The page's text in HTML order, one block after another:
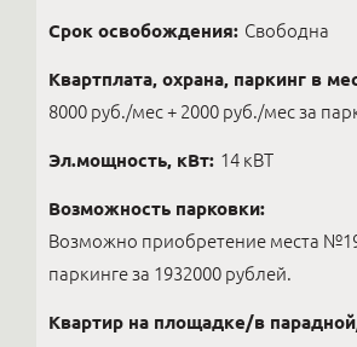
Срок освобождения: Свободна
Квартплата, охрана, паркинг в
8000 руб./мес + 2000 руб./мес за
Эл.мощность, кВт: 14 кВТ
Возможность парковки:
Возможно приобретение места
паркинге за 1932000 рублей.
Квартир на площадке/в